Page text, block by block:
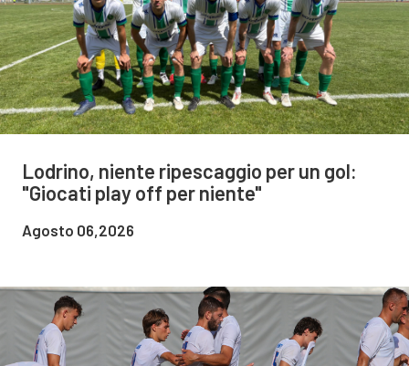
Lodrino, niente ripescaggio per un gol:
"Giocati play off per niente"
Agosto 06,2026